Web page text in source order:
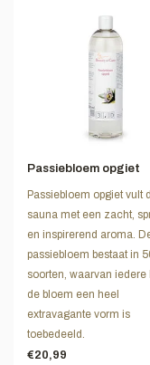
Passiebloem opgiet
Passiebloem opgiet vult
sauna met een zacht,
en inspirerend aroma.
passiebloem bestaat in
soorten, waarvan iedere
de bloem een heel
extravagante vorm is
toebedeeld.
€20,99